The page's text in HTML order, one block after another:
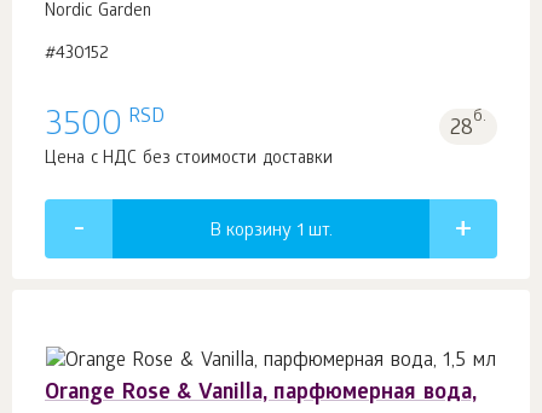
Nordic Garden
#430152
3500 RSD 28б.
Цена с НДС без стоимости доставки
В корзину 1 шт.
Orange Rose & Vanilla, парфюмерная вода,